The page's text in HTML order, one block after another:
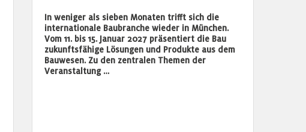
In weniger als sieben Monaten trifft sich die
internationale Baubranche wieder in München.
Vom 11. bis 15. Januar 2027 präsentiert die Bau
zukunftsfähige Lösungen und Produkte aus dem
Bauwesen. Zu den zentralen Themen der
Veranstaltung …